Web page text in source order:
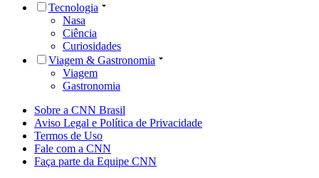
Tecnologia
Nasa
Ciência
Curiosidades
Viagem & Gastronomia
Viagem
Gastronomia
Sobre a CNN Brasil
Aviso Legal e Política de Privacidade
Termos de Uso
Fale com a CNN
Faça parte da Equipe CNN